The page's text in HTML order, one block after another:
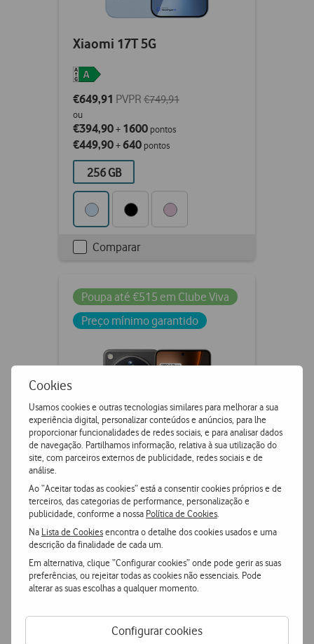
Cookies
Usamos cookies e outras tecnologias similares para melhorar a sua
experiência digital, personalizar conteúdos e anúncios, para lhe
proporcionar funcionalidades de redes sociais, e para analisar dados
de navegação. Partilhamos informação, relativa à sua utilização do
site, com parceiros externos de publicidade, redes sociais e de
análise.
Ao “Aceitar todas as cookies” está a consentir cookies próprios e de
terceiros, das categorias de performance, personalização e
publicidade, conforme a nossa Política de Cookies
Na Lista de Cookiesencontra o detalhe dos cookies usados e uma
descrição da finalidade de cada um.
Em alternativa, clique “Configurar cookies” onde pode gerir as suas
preferências, ou rejeitar todas as cookies não essenciais. Pode
alterar as suas escolhas a qualquer momento.
Configurar cookies
Xiaomi 17T 5G
€649,91 PVPR €749,91
ou
€394,90+ 1600 pontos
€449,90+640 pontos
256 GB
Checkbox
Comparar
Poupa até €515 em Clube Viva
Preço mínimo garantido
OPPO Find X9 Ultra 5G
ou
€1184,90 +3000pontos